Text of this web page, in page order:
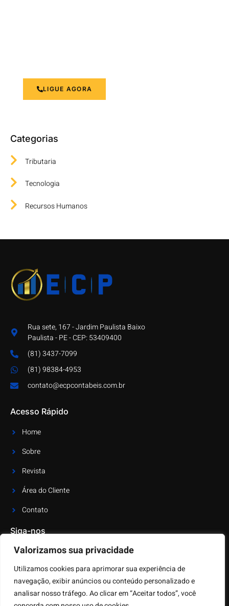
Valorizamos sua privacidade
Utilizamos cookies para aprimorar sua experiência de
navegação, exibir anúncios ou conteúdo personalizado e
analisar nosso tráfego. Ao clicar em “Aceitar todos”, você
LIGUE AGORA
Categorias
Tributaria
Tecnologia
Recursos Humanos
Rua sete, 167 - Jardim Paulista Baixo
Paulista - PE - CEP: 53409400
(81) 3437-7099
(81) 98384-4953
contato@ecpcontabeis.com.br
Acesso Rápido
Home
Sobre
Revista
Área do Cliente
Contato
Siga-nos
Receba as últimas notícias e atualizações